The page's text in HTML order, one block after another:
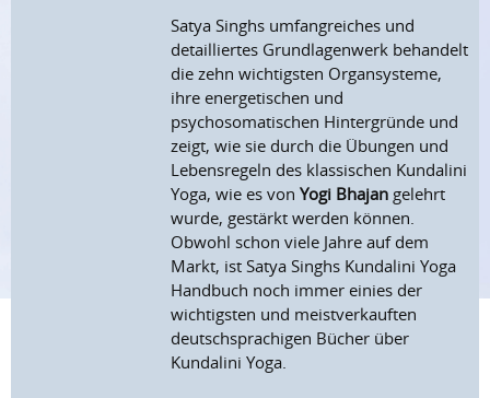
Satya Singhs umfangreiches und
detailliertes Grundlagenwerk behandelt
die zehn wichtigsten Organsysteme,
ihre energetischen und
psychosomatischen Hintergründe und
zeigt, wie sie durch die Übungen und
Lebensregeln des klassischen Kundalini
Yoga, wie es vonYogi Bhajan gelehrt
wurde, gestärkt werden können.
Obwohl schon viele Jahre auf dem
Markt, ist Satya Singhs Kundalini Yoga
Handbuch noch immer einies der
wichtigsten und meistverkauften
deutschsprachigen Bücher über
Kundalini Yoga.